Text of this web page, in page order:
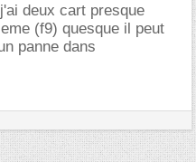
deux cart presque
(f9) quesque il peut
panne dans